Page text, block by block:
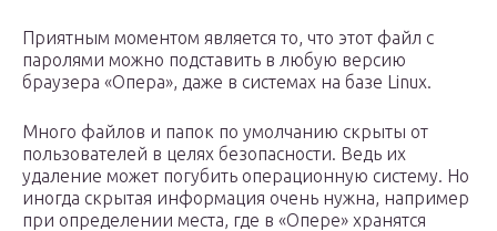
Приятным моментом является то, что этот файл с
паролями можно подставить в любую версию
браузера «Опера», даже в системах на базе Linux.
Много файлов и папок по умолчанию скрыты от
пользователей в целях безопасности. Ведь их
удаление может погубить операционную систему. Но
иногда скрытая информация очень нужна, например
при определении места, где в «Опере» хранятся